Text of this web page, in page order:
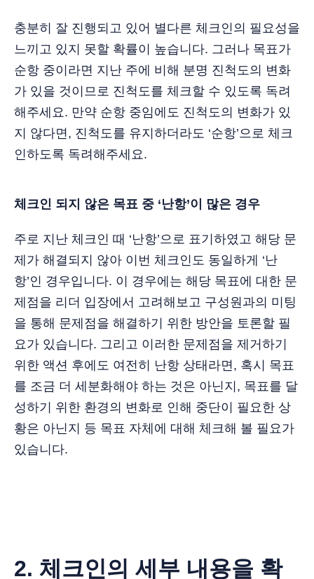
충분히 잘 진행되고 있어 별다른 체크인의 필요성을
느끼고 있지 못할 확률이 높습니다. 그러나 목표가
순항 중이라면 지난 주에 비해 분명 진척도의 변화
가 있을 것이므로 진척도를 체크할 수 있도록 독려
해주세요. 만약 순항 중임에도 진척도의 변화가 있
지 않다면, 진척도를 유지하더라도 ‘순항’으로 체크
인하도록 독려해주세요.
체크인 되지 않은 목표 중 ‘난항’이 많은 경우
주로 지난 체크인 때 ‘난항’으로 표기하였고 해당 문
제가 해결되지 않아 이번 체크인도 동일하게 ‘난
항’인 경우입니다. 이 경우에는 해당 목표에 대한 문
제점을 리더 입장에서 고려해보고 구성원과의 미팅
을 통해 문제점을 해결하기 위한 방안을 토론할 필
요가 있습니다. 그리고 이러한 문제점을 제거하기
위한 액션 후에도 여전히 난항 상태라면, 혹시 목표
를 조금 더 세분화해야 하는 것은 아닌지, 목표를 달
성하기 위한 환경의 변화로 인해 중단이 필요한 상
황은 아닌지 등 목표 자체에 대해 체크해 볼 필요가
있습니다.
2. 체크인의 세부 내용을 확